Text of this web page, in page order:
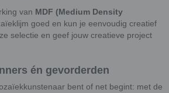
van MDF (Medium Density
goed en kun je eenvoudig creatief
selectie en geef jouw creatieve project
én gevorderden
bent of net begint: met de